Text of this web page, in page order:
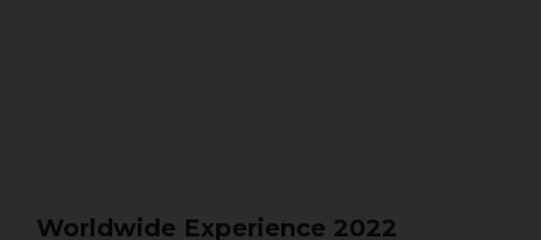
Worldwide Experience 2022